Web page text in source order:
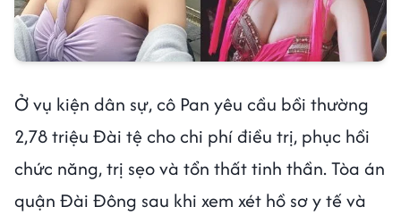
Ở vụ kiện dân sự, cô Pan yêu cầu bồi thường
2,78 triệu Đài tệ cho chi phí điều trị, phục hồi
chức năng, trị sẹo và tổn thất tinh thần. Tòa án
quận Đài Đông sau khi xem xét hồ sơ y tế và